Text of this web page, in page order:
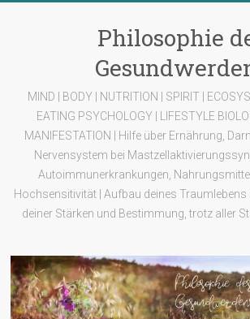
Philosophie
MIND | BODY | NUTRITION | SPIRIT |
EATING PSYCHOLOGY | LIFESTYLE
MANIFESTATION | Hilfe über Ernährung,
Nervensystem bei
Autoimmunerkrankungen,
Hochsensitivität | Aufbau deines Traumlebens
deiner Stärken und Bestimmung, trotz aller